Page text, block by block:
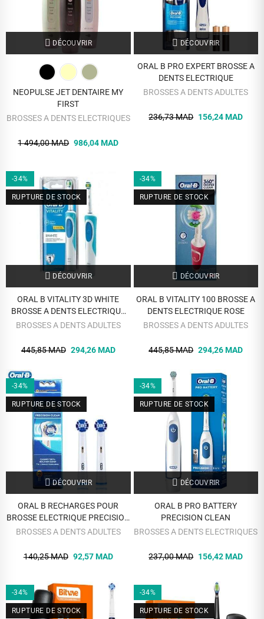
DÉCOUVRIR
NEOPULSE JET DENTAIRE MY
FIRST
BROSSES A DENTS ELECTRIQUES
1 494,00 MAD 986,04 MAD
DÉCOUVRIR
ORAL B PRO EXPERT BROSSE A
DENTS ELECTRIQUE
BROSSES A DENTS ADULTES
236,73 MAD 156,24 MAD
-34%
RUPTURE DE STOCK
DÉCOUVRIR
ORAL B VITALITY 3D WHITE
BROSSE A DENTS ELECTRIQUE
RECHARGEABLE
BROSSES A DENTS ADULTES
445,85 MAD 294,26 MAD
-34%
RUPTURE DE STOCK
DÉCOUVRIR
ORAL B VITALITY 100 BROSSE A
DENTS ELECTRIQUE ROSE
BROSSES A DENTS ADULTES
445,85 MAD 294,26 MAD
-34%
RUPTURE DE STOCK
DÉCOUVRIR
ORAL B RECHARGES POUR
BROSSE ELECTRIQUE PRECISION
CLEAN EB 20-2
BROSSES A DENTS ADULTES
140,25 MAD 92,57 MAD
-34%
RUPTURE DE STOCK
DÉCOUVRIR
ORAL B PRO BATTERY
PRECISION CLEAN
BROSSES A DENTS ELECTRIQUES
237,00 MAD 156,42 MAD
-34%
RUPTURE DE STOCK
-34%
RUPTURE DE STOCK